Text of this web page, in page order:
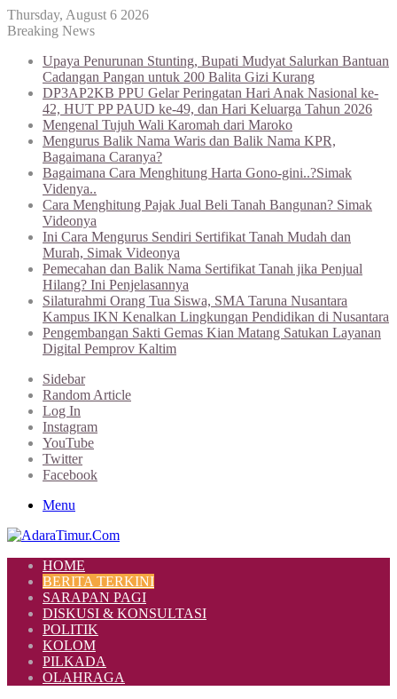
Thursday, August 6 2026
Breaking News
Upaya Penurunan Stunting, Bupati Mudyat Salurkan Bantuan
Cadangan Pangan untuk 200 Balita Gizi Kurang
DP3AP2KB PPU Gelar Peringatan Hari Anak Nasional ke-
42, HUT PP PAUD ke-49, dan Hari Keluarga Tahun 2026
Mengenal Tujuh Wali Karomah dari Maroko
Mengurus Balik Nama Waris dan Balik Nama KPR,
Bagaimana Caranya?
Bagaimana Cara Menghitung Harta Gono-gini..?Simak
Videnya..
Cara Menghitung Pajak Jual Beli Tanah Bangunan? Simak
Videonya
Ini Cara Mengurus Sendiri Sertifikat Tanah Mudah dan
Murah, Simak Videonya
Pemecahan dan Balik Nama Sertifikat Tanah jika Penjual
Hilang? Ini Penjelasannya
Silaturahmi Orang Tua Siswa, SMA Taruna Nusantara
Kampus IKN Kenalkan Lingkungan Pendidikan di Nusantara
Pengembangan Sakti Gemas Kian Matang Satukan Layanan
Digital Pemprov Kaltim
Sidebar
Random Article
Log In
Instagram
YouTube
Twitter
Facebook
Menu
HOME
BERITA TERKINI
SARAPAN PAGI
DISKUSI & KONSULTASI
POLITIK
KOLOM
PILKADA
OLAHRAGA